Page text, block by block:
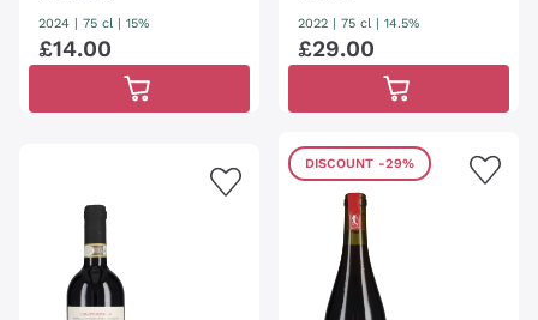
2024 | 75 cl | 15%
£14.00
2022 | 75 cl | 14.5%
£29.00
DISCOUNT -29%